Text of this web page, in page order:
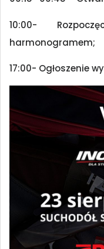
10:00-
harmonogramem;
17:00- Ogłoszenie